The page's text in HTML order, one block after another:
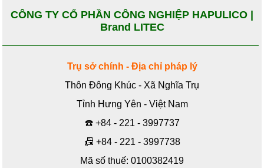
CÔNG TY CỔ PHẦN CÔNG NGHIỆP HAPULICO |
Brand LITEC
Trụ sở chính - Địa chỉ pháp lý
Thôn Đông Khúc - Xã Nghĩa Trụ
Tỉnh Hưng Yên - Việt Nam
☎️ +84 - 221 - 3997737
📠 +84 - 221 - 3997738
Mã số thuế: 0100382419